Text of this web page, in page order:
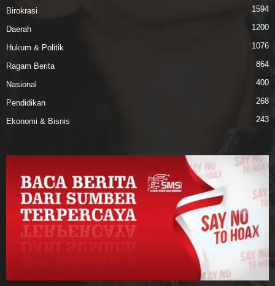
Birokrasi 1594
Daerah 1200
Hukum & Politik 1076
Ragam Berita 864
Nasional 400
Pendidikan 268
Ekonomi & Bisnis 243